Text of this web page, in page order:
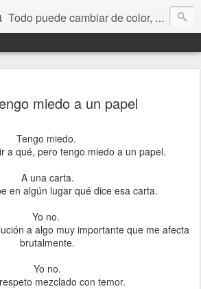
Todo puede cambiar de color, depende de nosotros y de nuestra capacidad para aprender a mirar. Hablamos de sociedad, economía, empresa, política, RRHH, formación. De Historia reciente, de educación y de temas sociales.
miedo a un papel
Tengo miedo.
a qué, pero tengo miedo a un papel.
A una carta.
en algún lugar qué dice esa carta.
Yo no.
a algo muy importante que me afecta
brutalmente.
Yo no.
mezclado con temor.